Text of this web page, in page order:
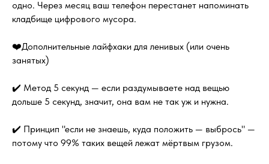
одно. Через месяц ваш телефон перестанет напоминать
кладбище цифрового мусора.
❤️Дополнительные лайфхаки для ленивых (или очень
занятых)
✔️ Метод 5 секунд — если раздумываете над вещью
дольше 5 секунд, значит, она вам не так уж и нужна.
✔️ Принцип "если не знаешь, куда положить — выбрось" —
потому что 99% таких вещей лежат мёртвым грузом.